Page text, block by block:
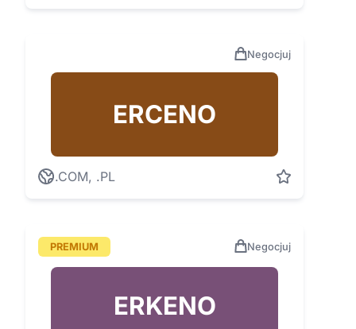
Negocjuj
ERCENO
.COM, .PL
PREMIUM Negocjuj
ERKENO